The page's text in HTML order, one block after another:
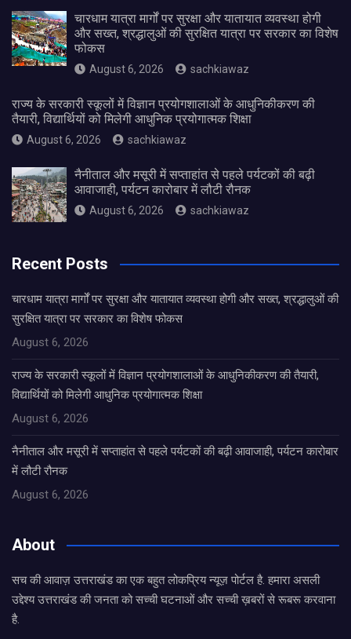
चारधाम यात्रा मार्गों पर सुरक्षा और यातायात व्यवस्था होगी
और सख्त, श्रद्धालुओं की सुरक्षित यात्रा पर सरकार का विशेष
फोकस
August 6, 2026 sachkiawaz
राज्य के सरकारी स्कूलों में विज्ञान प्रयोगशालाओं के आधुनिकीकरण की
तैयारी, विद्यार्थियों को मिलेगी आधुनिक प्रयोगात्मक शिक्षा
August 6, 2026 sachkiawaz
नैनीताल और मसूरी में सप्ताहांत से पहले पर्यटकों की बढ़ी
आवाजाही, पर्यटन कारोबार में लौटी रौनक
August 6, 2026 sachkiawaz
Recent Posts
चारधाम यात्रा मार्गों पर सुरक्षा और यातायात व्यवस्था होगी और सख्त, श्रद्धालुओं की
सुरक्षित यात्रा पर सरकार का विशेष फोकस
August 6, 2026
राज्य के सरकारी स्कूलों में विज्ञान प्रयोगशालाओं के आधुनिकीकरण की तैयारी,
विद्यार्थियों को मिलेगी आधुनिक प्रयोगात्मक शिक्षा
August 6, 2026
नैनीताल और मसूरी में सप्ताहांत से पहले पर्यटकों की बढ़ी आवाजाही, पर्यटन कारोबार
में लौटी रौनक
August 6, 2026
About
सच की आवाज़ उत्तराखंड का एक बहुत लोकप्रिय न्यूज़ पोर्टल है. हमारा असली
उद्देश्य उत्तराखंड की जनता को सच्ची घटनाओं और सच्ची ख़बरों से रूबरू करवाना
है.